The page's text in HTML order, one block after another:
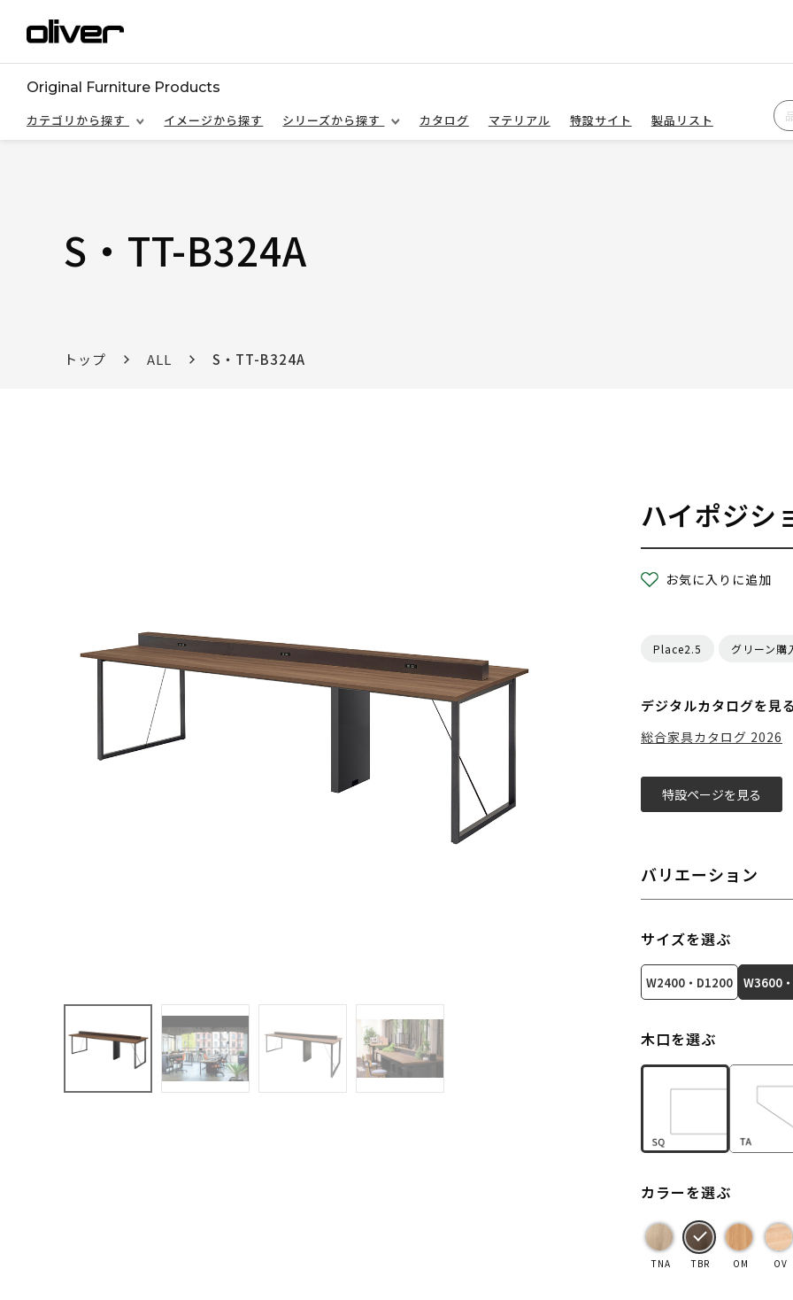
Original Furniture Products
カテゴリから探す
イメージから探す シリーズから探す カタログ マテリアル 特設サイト 製品リスト
S・TT-B324A
トップ ALL S・TT-B324A
ハイポジシ
お気に入りに追加
Place2.5 グリーン購
デジタルカタログを見る
総合家具カタログ 2026
特設ページを見る
バリエーション
サイズを選ぶ
W2400・D1200 W3600
木口を選ぶ
カラーを選ぶ
TNA TBR OM OV